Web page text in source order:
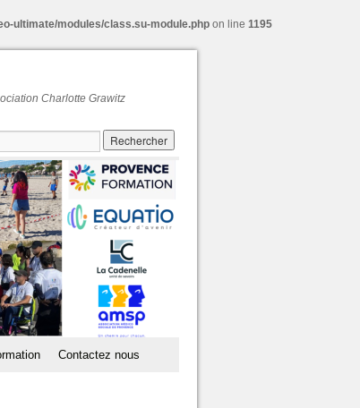
ultimate/modules/class.su-module.php on line 1195
Charlotte Grawitz
Contactez nous